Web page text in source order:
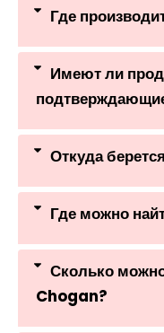
Где
Имеют ли
Откуда
Где можно
Сколько
Chogan?